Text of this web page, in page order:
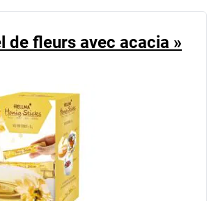
de fleurs avec acacia »